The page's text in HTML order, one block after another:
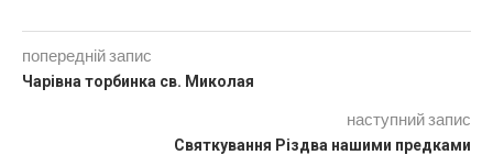
попередній запис
Чарівна торбинка св. Миколая
наступний запис
Святкування Різдва нашими предками